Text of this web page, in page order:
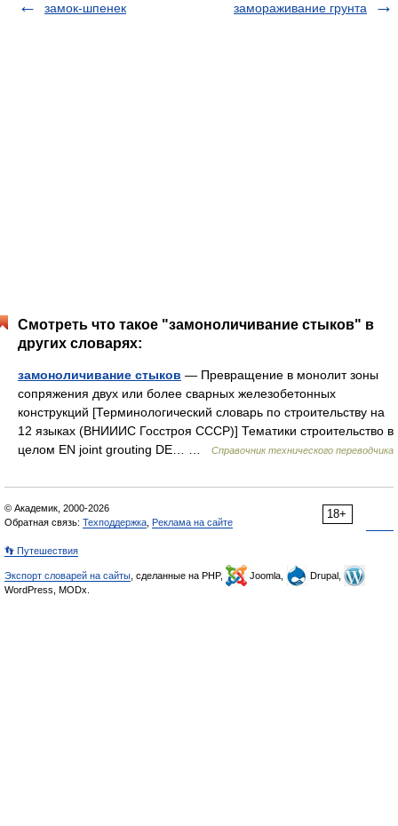
замок-шпенек
замораживание грунта
Смотреть что такое "замоноличивание cтыков" в
других словарях:
замоноличивание cтыков — Превращение в монолит зоны
сопряжения двух или более сварных железобетонных
конструкций [Терминологический словарь по строительству на
12 языках (ВНИИИС Госстроя СССР)] Тематики строительство в
целом EN joint grouting DE… …
Справочник технического переводчика
18+
© Академик, 2000-2026
Обратная связь: Техподдержка Реклама на сайте
👣 Путешествия
Экспорт словарей на сайты , сделанные на PHP, Joomla,
Drupal,
WordPress, MODx.